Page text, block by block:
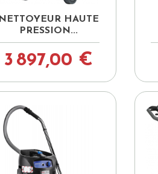
Aperçu rapide
NETTOYEUR HAUTE
PRESSION...
3 897,00 €